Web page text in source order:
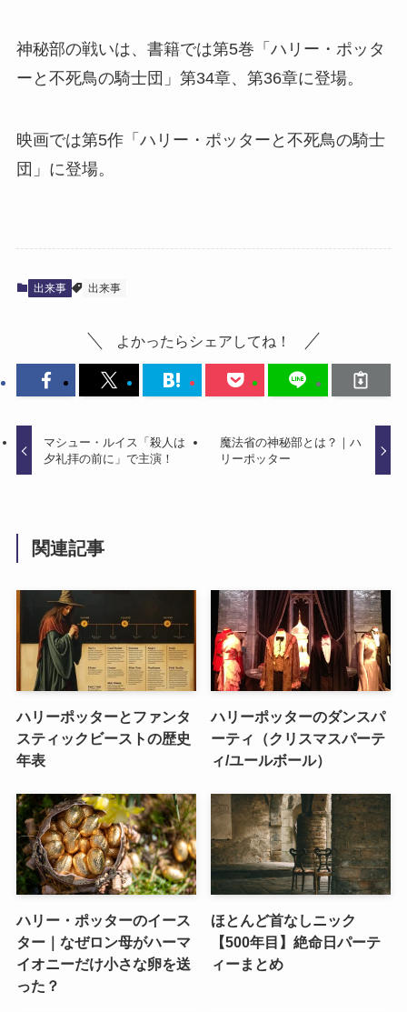
神秘部の戦いは、書籍では第5巻「ハリー・ポッタ
ーと不死鳥の騎士団」第34章、第36章に登場。
映画では第5作「ハリー・ポッターと不死鳥の騎士
団」に登場。
出来事 出来事
よかったらシェアしてね！
マシュー・ルイス「殺人は
夕礼拝の前に」で主演！
魔法省の神秘部とは？｜ハ
リーポッター
関連記事
ハリーポッターとファンタ
スティックビーストの歴史
年表
ハリーポッターのダンスパ
ーティ（クリスマスパーテ
ィ/ユールボール）
ハリー・ポッターのイース
ター｜なぜロン母がハーマ
イオニーだけ小さな卵を送
った？
ほとんど首なしニック
【500年目】絶命日パーテ
ィーまとめ